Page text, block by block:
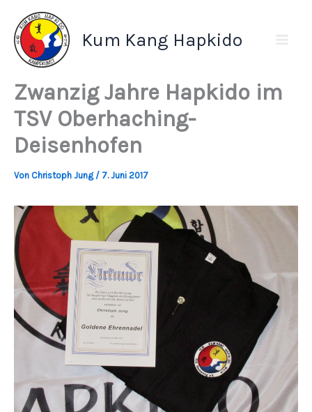
Inhalt
springen
Kum Kang Hapkido
Zwanzig Jahre Hapkido im
TSV Oberhaching-
Deisenhofen
Von Christoph Jung / 7. Juni 2017